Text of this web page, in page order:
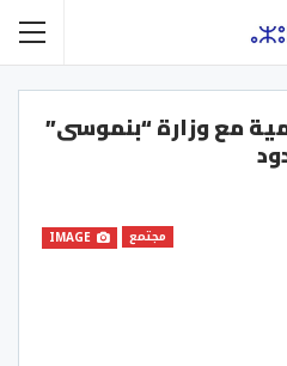
مع وزارة “بنموسى”
مجتمع